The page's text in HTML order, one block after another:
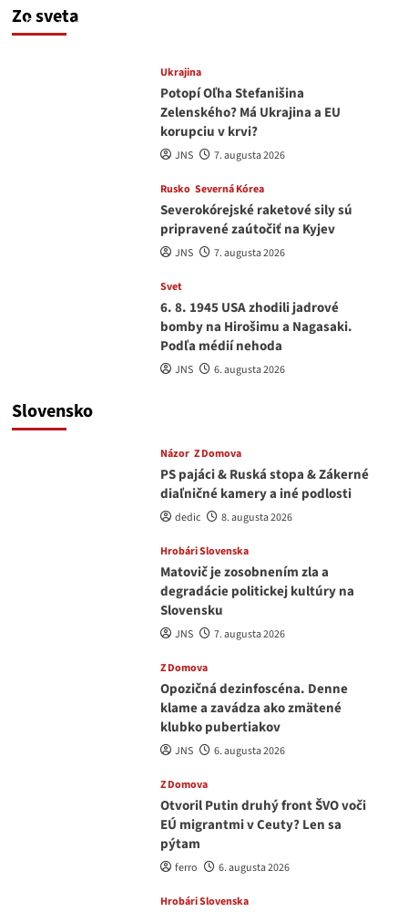
Zo sveta
medvedar
Ukrajina
Potopí Oľha Stefanišina
Zelenského? Má Ukrajina a EU
korupciu v krvi?
JNS 7. augusta 2026
Rusko Severná Kórea
Severokórejské raketové sily sú
pripravené zaútočiť na Kyjev
JNS 7. augusta 2026
Svet
6. 8. 1945 USA zhodili jadrové
bomby na Hirošimu a Nagasaki.
Podľa médií nehoda
JNS 6. augusta 2026
Slovensko
Názor Z Domova
PS pajáci & Ruská stopa & Zákerné
diaľničné kamery a iné podlosti
dedic 8. augusta 2026
Hrobári Slovenska
Matovič je zosobnením zla a
degradácie politickej kultúry na
Slovensku
JNS 7. augusta 2026
Z Domova
Opozičná dezinfoscéna. Denne
klame a zavádza ako zmätené
klubko pubertiakov
JNS 6. augusta 2026
Z Domova
Otvoril Putin druhý front ŠVO voči
EÚ migrantmi v Ceuty? Len sa
pýtam
ferro 6. augusta 2026
Hrobári Slovenska